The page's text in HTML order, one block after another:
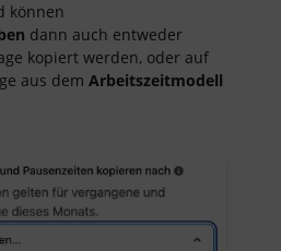
können
dann auch entweder
kopiert werden, oder auf
aus dem Arbeitszeitmodell